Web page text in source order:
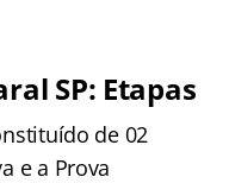
SP: Etapas
de 02
e a Prova